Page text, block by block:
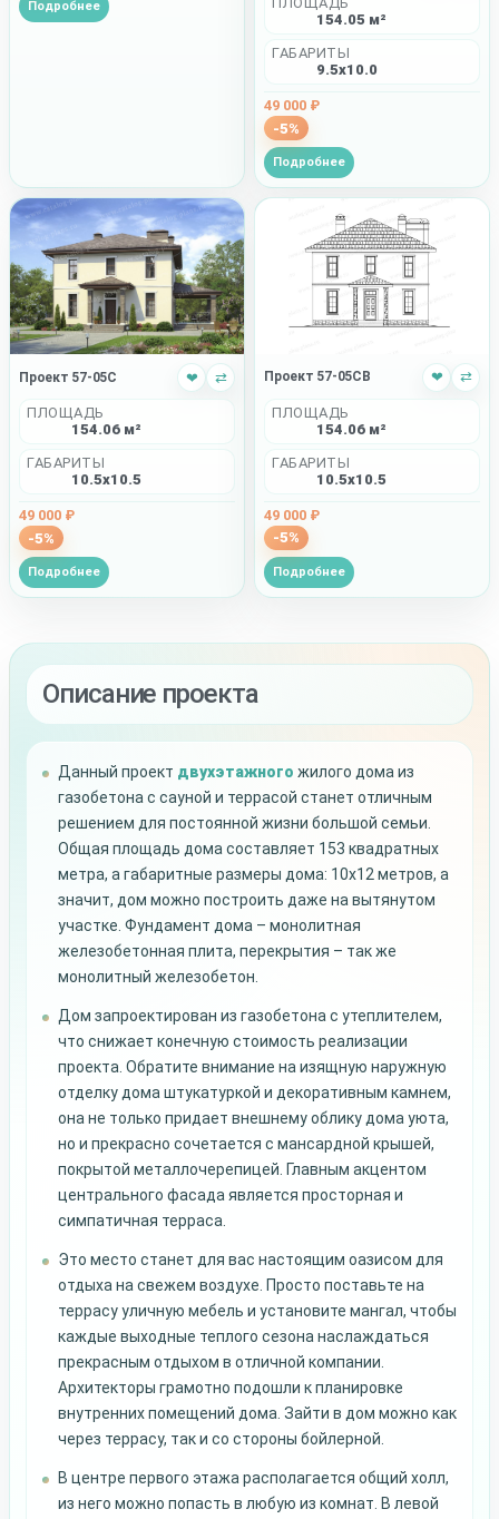
Подробнее
154.05 м²
ГАБАРИТЫ
9.5x10.0
49 000 ₽
-5%
Подробнее
Проект 57-05C ❤ ⇄
ПЛОЩАДЬ
154.06 м²
ГАБАРИТЫ
10.5x10.5
49 000 ₽
-5%
Подробнее
Проект 57-05CB ❤ ⇄
ПЛОЩАДЬ
154.06 м²
ГАБАРИТЫ
10.5x10.5
49 000 ₽
-5%
Подробнее
Описание проекта
Данный проект двухэтажного жилого дома из
газобетона с сауной и террасой станет отличным
решением для постоянной жизни большой семьи.
Общая площадь дома составляет 153 квадратных
метра, а габаритные размеры дома: 10х12 метров, а
значит, дом можно построить даже на вытянутом
участке. Фундамент дома – монолитная
железобетонная плита, перекрытия – так же
монолитный железобетон.
Дом запроектирован из газобетона с утеплителем,
что снижает конечную стоимость реализации
проекта. Обратите внимание на изящную наружную
отделку дома штукатуркой и декоративным камнем,
она не только придает внешнему облику дома уюта,
но и прекрасно сочетается с мансардной крышей,
покрытой металлочерепицей. Главным акцентом
центрального фасада является просторная и
симпатичная терраса.
Это место станет для вас настоящим оазисом для
отдыха на свежем воздухе. Просто поставьте на
террасу уличную мебель и установите мангал, чтобы
каждые выходные теплого сезона наслаждаться
прекрасным отдыхом в отличной компании.
Архитекторы грамотно подошли к планировке
внутренних помещений дома. Зайти в дом можно как
через террасу, так и со стороны бойлерной.
В центре первого этажа располагается общий холл,
из него можно попасть в любую из комнат. В левой